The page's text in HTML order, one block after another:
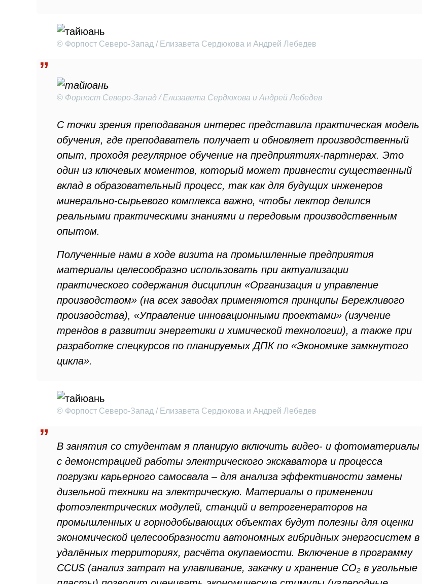
© Форпост Северо-Запад / Елизавета Сердюкова и Андрей Лебедев
© Форпост Северо-Запад / Елизавета Сердюкова и Андрей Лебедев
С точки зрения преподавания интерес представила практическая модель
обучения, где преподаватель получает и обновляет производственный
опыт, проходя регулярное обучение на предприятиях-партнерах. Это
один из ключевых моментов, который может привнести существенный
вклад в образовательный процесс, так как для будущих инженеров
минерально-сырьевого комплекса важно, чтобы лектор делился
реальными практическими знаниями и передовым производственным
опытом.
Полученные нами в ходе визита на промышленные предприятия
материалы целесообразно использовать при актуализации
практического содержания дисциплин «Организация и управление
производством» (на всех заводах применяются принципы Бережливого
производства), «Управление инновационными проектами» (изучение
трендов в развитии энергетики и химической технологии), а также при
разработке спецкурсов по планируемых ДПК по «Экономике замкнутого
цикла».
© Форпост Северо-Запад / Елизавета Сердюкова и Андрей Лебедев
В занятия со студентам я планирую включить видео- и фотоматериалы
с демонстрацией работы электрического экскаватора и процесса
погрузки карьерного самосвала – для анализа эффективности замены
дизельной техники на электрическую. Материалы о применении
фотоэлектрических модулей, станций и ветрогенераторов на
промышленных и горнодобывающих объектах будут полезны для оценки
экономической целесообразности автономных гибридных энергосистем в
удалённых территориях, расчёта окупаемости. Включение в программу
CCUS (анализ затрат на улавливание, закачку и хранение CO₂ в угольные